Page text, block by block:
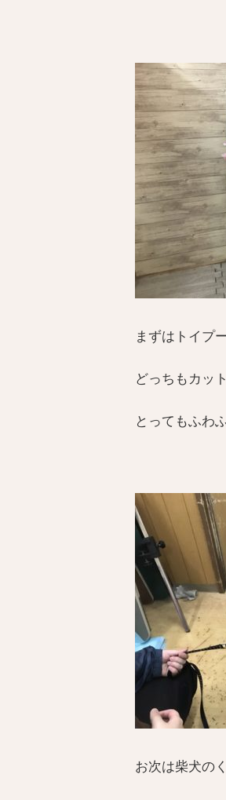
まずはトイプ
どっちもカッ
とってもふわ
お次は柴犬の